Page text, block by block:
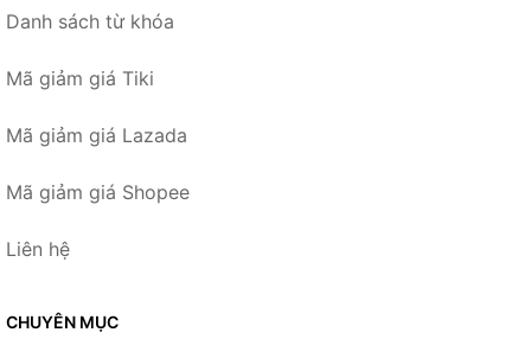
Danh sách từ khóa
Mã giảm giá Tiki
Mã giảm giá Lazada
Mã giảm giá Shopee
Liên hệ
CHUYÊN MỤC